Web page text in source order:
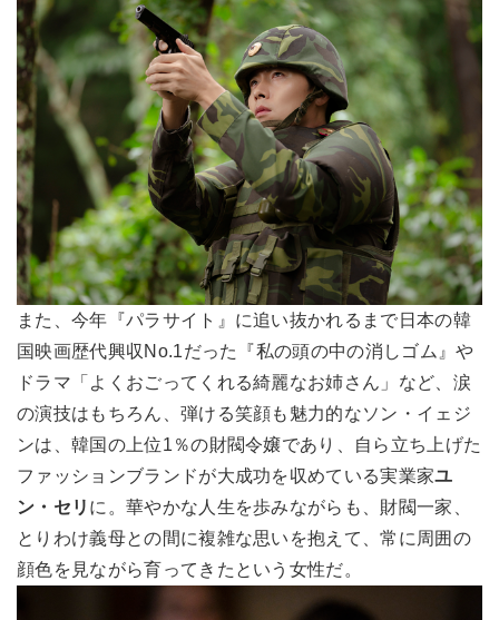
また、今年『パラサイト』に追い抜かれるまで日本の韓
国映画歴代興収No.1だった『私の頭の中の消しゴム』や
ドラマ「よくおごってくれる綺麗なお姉さん」など、涙
の演技はもちろん、弾ける笑顔も魅力的なソン・イェジ
ンは、韓国の上位1％の財閥令嬢であり、自ら立ち上げた
ファッションブランドが大成功を収めている実業家ユ
ン・セリ に。華やかな人生を歩みながらも、財閥一家、
とりわけ義母との間に複雑な思いを抱えて、常に周囲の
顔色を見ながら育ってきたという女性だ。